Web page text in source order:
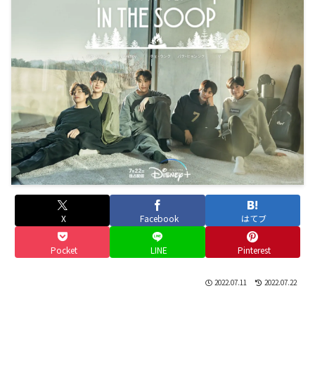
X Facebook はてブ
Pocket LINE Pinterest
2022.07.11 2022.07.22